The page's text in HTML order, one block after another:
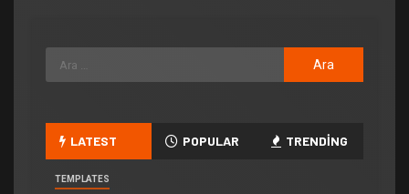
LATEST POPULAR TRENDING
TEMPLATES